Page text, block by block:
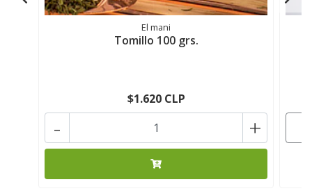
El mani
Tomillo 100 grs.
$1.620 CLP
+
-